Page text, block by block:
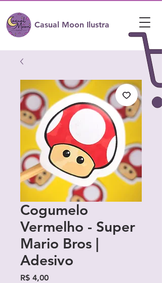
Casual Moon Ilustra
Cogumelo
Vermelho - Super
Mario Bros |
Adesivo
R$ 4,00Preço